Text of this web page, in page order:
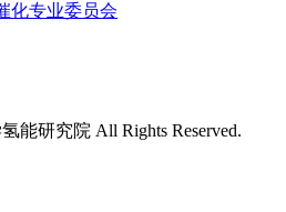
化专业委员会
能研究院 All Rights Reserved.